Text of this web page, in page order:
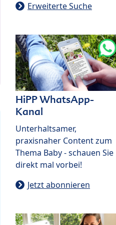
Erweiterte Suche
HiPP WhatsApp-
Kanal
Unterhaltsamer,
praxisnaher Content zum
Thema Baby - schauen Sie
direkt mal vorbei!
Jetzt abonnieren